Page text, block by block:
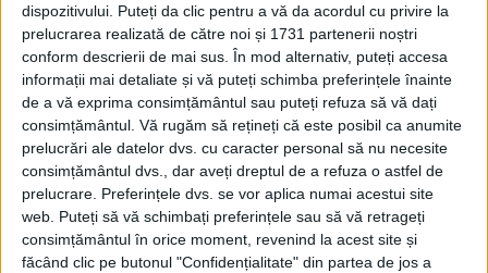
dispozitivului. Puteți da clic pentru a vă da acordul cu privire la
prelucrarea realizată de către noi și 1731 partenerii noștri
conform descrierii de mai sus. În mod alternativ, puteți accesa
informații mai detaliate și vă puteți schimba preferințele înainte
de a vă exprima consimțământul sau puteți refuza să vă dați
consimțământul. Vă rugăm să rețineți că este posibil ca anumite
prelucrări ale datelor dvs. cu caracter personal să nu necesite
consimțământul dvs., dar aveți dreptul de a refuza o astfel de
prelucrare. Preferințele dvs. se vor aplica numai acestui site
web. Puteți să vă schimbați preferințele sau să vă retrageți
consimțământul în orice moment, revenind la acest site și
făcând clic pe butonul "Confidențialitate" din partea de jos a
ETICHETE:
PUBLICAT IN CATEGORIILE:
AUGUST 2025
DISTRIBUIE ȘTIREA: FACEBOOK|TWITTER
DACĂ VA PLAC MATERIALELE PUBLICATE, VA INVITĂM SĂ NE URMĂRIȚI
ȘI PE PAGINA NOASTRĂ DE FACEBOOK
RECOMANDARI PENTRU TINE
Istoria sloturilor: de la primele aparate
la sloturile online